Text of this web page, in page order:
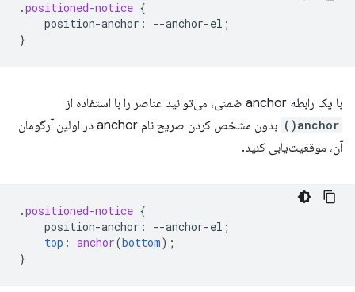
.positioned-notice {
position-anchor : --anchor-el ;
}
با یک رابطه anchor ضمنی، می‌توانید عناصر را با استفاده از
anchor()
بدون مشخص کردن صریح نام anchor در اولین آرگومان
آن، موقعیت‌یابی کنید.
.positioned-notice {
position-anchor : --anchor-el ;
top : anchor(bottom);
}